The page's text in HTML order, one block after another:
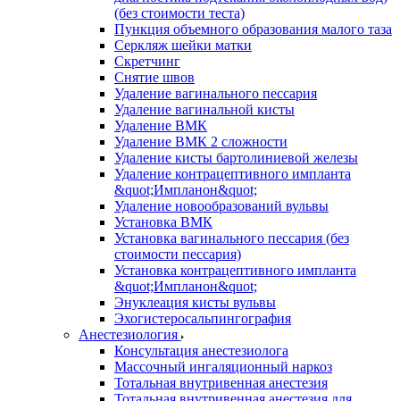
(без стоимости теста)
Пункция объемного образования малого таза
Серкляж шейки матки
Скретчинг
Снятие швов
Удаление вагинального пессария
Удаление вагинальной кисты
Удаление ВМК
Удаление ВМК 2 сложности
Удаление кисты бартолиниевой железы
Удаление контрацептивного импланта
&quot;Импланон&quot;
Удаление новообразований вульвы
Установка ВМК
Установка вагинального пессария (без
стоимости пессария)
Установка контрацептивного импланта
&quot;Импланон&quot;
Энуклеация кисты вульвы
Эхогистеросальпингография
Анестезиология
Консультация анестезиолога
Массочный ингаляционный наркоз
Тотальная внутривенная анестезия